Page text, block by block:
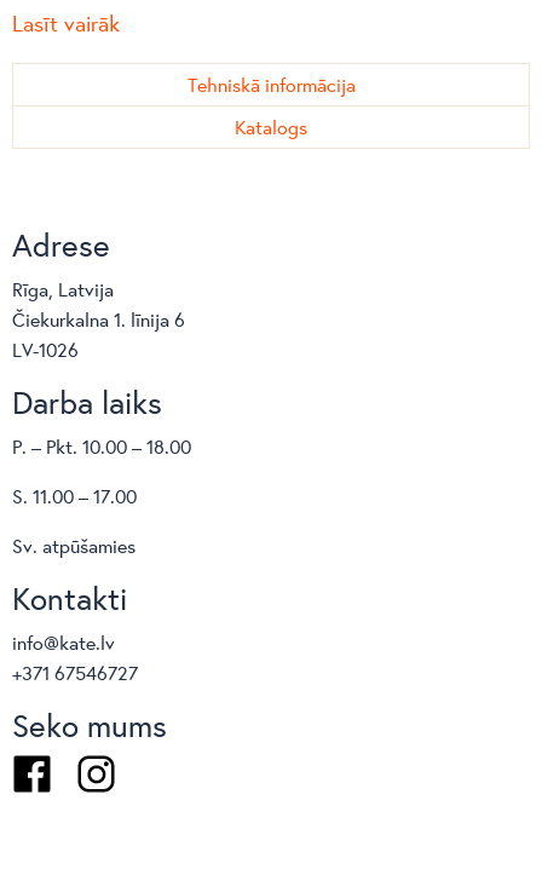
IZCILS DETAĻĀS
“Leggiadro” rokubalstiem ir īpaši veidota spārnu forma,
kuru pa perimetru noslēdz dekoratīva vīle.
Dīvāna karkass balstīts uz divām izsmalcinātām,
eleganta dizaina metāla sliedēm matēti melnā krāsā.
Lasīt vairāk
Tehniskā informācija
Katalogs
Adrese
Rīga, Latvija
Čiekurkalna 1. līnija 6
LV-1026
Darba laiks
P. – Pkt. 10.00 – 18.00
S. 11.00 – 17.00
Sv. atpūšamies
Kontakti
info@kate.lv
+371 67546727
Seko mums
FacebookInstagram